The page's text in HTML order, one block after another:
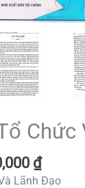
Chức
₫
Lãnh Đạo